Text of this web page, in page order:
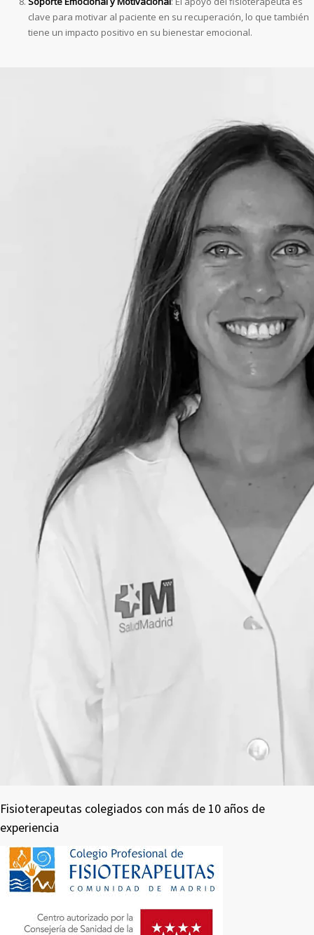
clave para motivar al paciente en su recuperación, lo que también
tiene un impacto positivo en su bienestar emocional.
Fisioterapeutas colegiados con más de 10 años de
experiencia